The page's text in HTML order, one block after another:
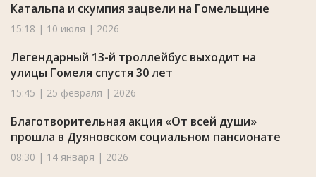
Катальпа и скумпия зацвели на Гомельщине
15:18 | 10 июля | 2026
Легендарный 13-й троллейбус выходит на
улицы Гомеля спустя 30 лет
15:45 | 25 февраля | 2026
Благотворительная акция «От всей души»
прошла в Дуяновском социальном пансионате
08:30 | 14 января | 2026